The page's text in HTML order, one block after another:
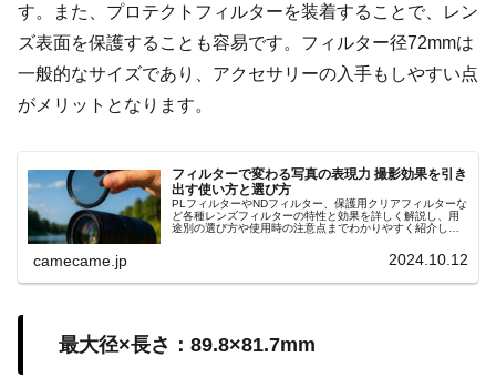
す。また、プロテクトフィルターを装着することで、レン
ズ表面を保護することも容易です。フィルター径72mmは
一般的なサイズであり、アクセサリーの入手もしやすい点
がメリットとなります。
フィルターで変わる写真の表現力 撮影効果を引き
出す使い方と選び方
PLフィルターやNDフィルター、保護用クリアフィルターな
ど各種レンズフィルターの特性と効果を詳しく解説し、用
途別の選び方や使用時の注意点までわかりやすく紹介しま
camecame.jp 2024.10.12
最大径×長さ：89.8×81.7mm